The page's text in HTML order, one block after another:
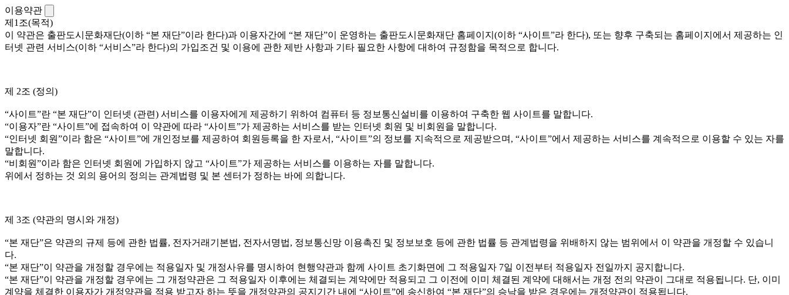
이용약관
제1조(목적)
이 약관은 출판도시문화재단(이하 “본 재단”이라 한다)과 이용자간에 “본 재단”이 운영하는 출판도시문화재단 홈페이지(이하 “사이트”라 한다), 또는 향후 구축되는 홈페이지에서 제공하는 인
터넷 관련 서비스(이하 “서비스”라 한다)의 가입조건 및 이용에 관한 제반 사항과 기타 필요한 사항에 대하여 규정함을 목적으로 합니다.
제 2조 (정의)
“사이트”란 “본 재단”이 인터넷 (관련) 서비스를 이용자에게 제공하기 위하여 컴퓨터 등 정보통신설비를 이용하여 구축한 웹 사이트를 말합니다.
“이용자”란 “사이트”에 접속하여 이 약관에 따라 “사이트”가 제공하는 서비스를 받는 인터넷 회원 및 비회원을 말합니다.
“인터넷 회원”이라 함은 “사이트”에 개인정보를 제공하여 회원등록을 한 자로서, “사이트”의 정보를 지속적으로 제공받으며, “사이트”에서 제공하는 서비스를 계속적으로 이용할 수 있는 자를
말합니다.
“비회원”이라 함은 인터넷 회원에 가입하지 않고 “사이트”가 제공하는 서비스를 이용하는 자를 말합니다.
위에서 정하는 것 외의 용어의 정의는 관계법령 및 본 센터가 정하는 바에 의합니다.
제 3조 (약관의 명시와 개정)
“본 재단”은 약관의 규제 등에 관한 법률, 전자거래기본법, 전자서명법, 정보통신망 이용촉진 및 정보보호 등에 관한 법률 등 관계법령을 위배하지 않는 범위에서 이 약관을 개정할 수 있습니
다.
“본 재단”이 약관을 개정할 경우에는 적용일자 및 개정사유를 명시하여 현행약관과 함께 사이트 초기화면에 그 적용일자 7일 이전부터 적용일자 전일까지 공지합니다.
“본 재단”이 약관을 개정할 경우에는 그 개정약관은 그 적용일자 이후에는 체결되는 계약에만 적용되고 그 이전에 이미 체결된 계약에 대해서는 개정 전의 약관이 그대로 적용됩니다. 단, 이미
계약을 체결한 이용자가 개정약관을 적용 받고자 하는 뜻을 개정약관의 공지기간 내에 “사이트”에 송신하여 “본 재단”의 승낙을 받은 경우에는 개정약관이 적용됩니다.